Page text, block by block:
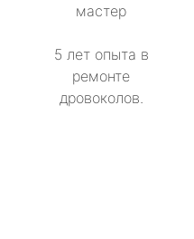
мастер
5 лет опыта в
ремонте
дровоколов.